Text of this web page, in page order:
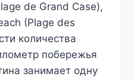
de Grand Case),
(Plage des
количества
побережья
занимает одну